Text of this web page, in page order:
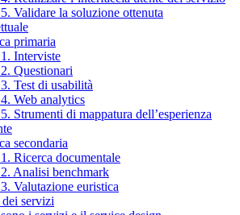
Validare la soluzione ottenuta
primaria
Interviste
Questionari
Test di usabilità
Web analytics
Strumenti di mappatura dell’esperienza
secondaria
Ricerca documentale
Analisi benchmark
Valutazione euristica
servizi